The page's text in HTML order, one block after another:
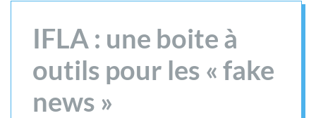
IFLA : une boite à
outils pour les « fake
news »